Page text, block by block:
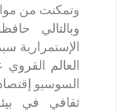
وتمكنت من
وبالتالي
الإستمرارية
العالم
السوسيو
ثقافي في